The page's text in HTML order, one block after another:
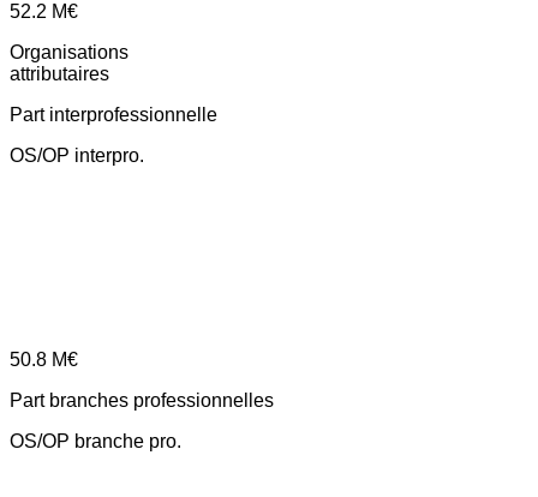
52.2 M€
Organisations
attributaires
Part interprofessionnelle
OS/OP interpro.
50.8 M€
Part branches professionnelles
OS/OP branche pro.